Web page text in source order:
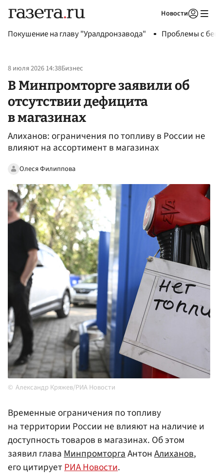
Новости
Покушение на главу "Уралдронзавода" Проблемы с
8 июля 2026 14:38Бизнес
В Минпромторге заявили об
отсутствии дефицита
в магазинах
Алиханов: ограничения по топливу в России не
влияют на ассортимент в магазинах
Олеся Филиппова
Александр Кряжев/РИА Новости
Временные ограничения по топливу
на территории России не влияют на наличие и
доступность товаров в магазинах. Об этом
заявил главаМинпромторгаАнтонАлиханов,
его цитируетРИА Новости.